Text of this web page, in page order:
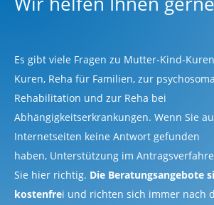
Es gibt viele Fragen zu Mutter-Kind-
Kuren, Reha für Familien, zur
Rehabilitation und zur Reha bei
Abhängigkeitserkrankungen. Wenn Sie
Internetseiten keine Antwort gefunden
haben, Unterstützung im
Sie hier richtig. Die Beratungsangebote
kostenfrei und richten sich immer nach